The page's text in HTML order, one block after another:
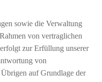
sowie die Verwaltung
von vertraglichen
zur Erfüllung unserer
von
auf Grundlage der